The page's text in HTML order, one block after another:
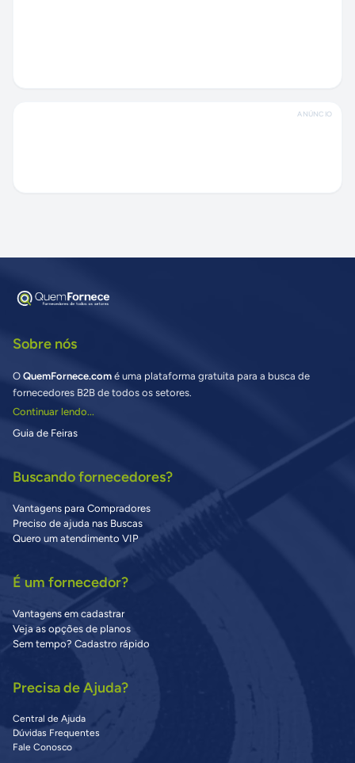
ANÚNCIO
Sobre nós
O QuemFornece.com é uma plataforma gratuita para a busca de
fornecedores B2B de todos os setores.
Continuar lendo...
Guia de Feiras
Buscando fornecedores?
Vantagens para Compradores
Preciso de ajuda nas Buscas
Quero um atendimento VIP
É um fornecedor?
Vantagens em cadastrar
Veja as opções de planos
Sem tempo? Cadastro rápido
Precisa de Ajuda?
Central de Ajuda
Dúvidas Frequentes
Fale Conosco